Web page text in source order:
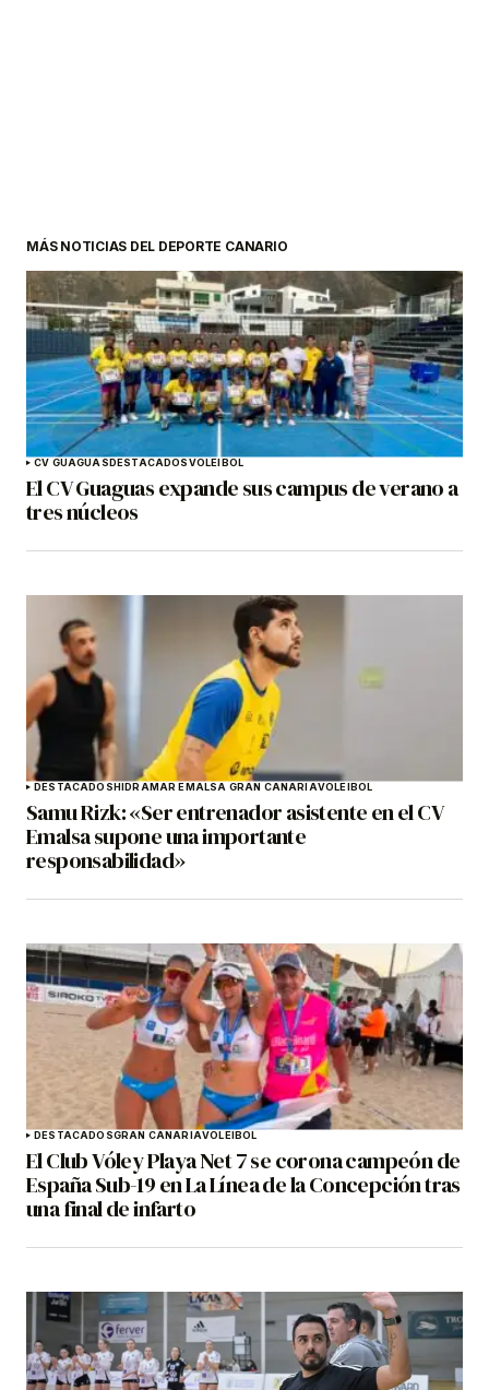
MÁS NOTICIAS DEL DEPORTE CANARIO
CV GUAGUASDESTACADOSVOLEIBOL
El CV Guaguas expande sus campus de verano a
tres núcleos
DESTACADOSHIDRAMAR EMALSA GRAN CANARIAVOLEIBOL
Samu Rizk: «Ser entrenador asistente en el CV
Emalsa supone una importante
responsabilidad»
DESTACADOSGRAN CANARIAVOLEIBOL
El Club Vóley Playa Net 7 se corona campeón de
España Sub-19 en La Línea de la Concepción tras
una final de infarto